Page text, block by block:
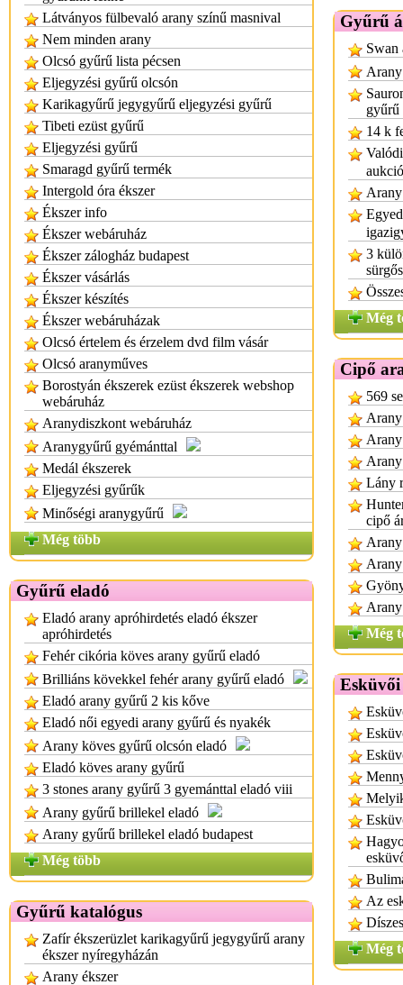
Látványos fülbevaló arany színű masnival
Nem minden arany
Olcsó gyűrű lista pécsen
Eljegyzési gyűrű olcsón
Karikagyűrű jegygyűrű eljegyzési gyűrű
Tibeti ezüst gyűrű
Eljegyzési gyűrű
Smaragd gyűrű termék
Intergold óra ékszer
Ékszer info
Ékszer webáruház
Ékszer zálogház budapest
Ékszer vásárlás
Ékszer készítés
Ékszer webáruházak
Olcsó értelem és érzelem dvd film vásár
Olcsó aranyműves
Borostyán ékszerek ezüst ékszerek webshop
webáruház
Aranydiszkont webáruház
Aranygyűrű gyémánttal
Medál ékszerek
Eljegyzési gyűrűk
Minőségi aranygyűrű
Még több
Gyűrű eladó
Eladó arany apróhirdetés eladó ékszer
apróhirdetés
Fehér cikória köves arany gyűrű eladó
Brilliáns kövekkel fehér arany gyűrű eladó
Eladó arany gyűrű 2 kis kőve
Eladó női egyedi arany gyűrű és nyakék
Arany köves gyűrű olcsón eladó
Eladó köves arany gyűrű
3 stones arany gyűrű 3 gyemánttal eladó viii
Arany gyűrű brillekel eladó
Arany gyűrű brillekel eladó budapest
Még több
Gyűrű katalógus
Zafír ékszerüzlet karikagyűrű jegygyűrű arany
ékszer nyíregyházán
Arany ékszer
Gyűrű
Swan
gyűrű
14 k
aukció
3
Még
Cipő
569
Lány
cipő
Még
Az
Még